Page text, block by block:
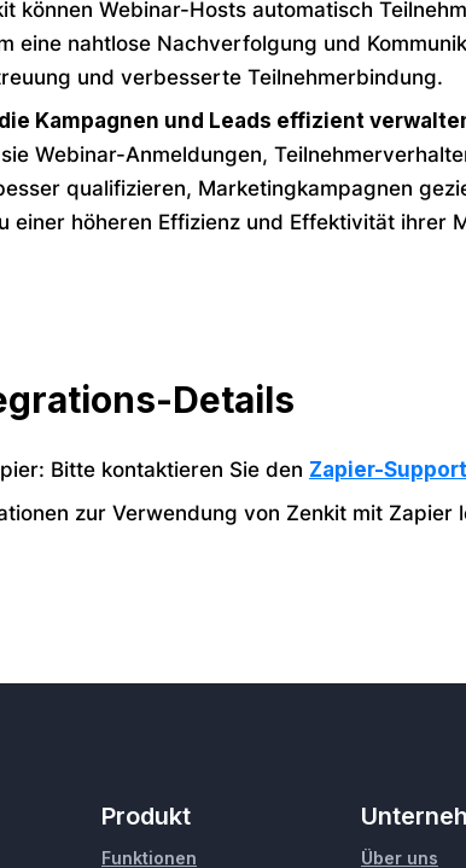
können Webinar-Hosts automatisch
eine nahtlose Nachverfolgung und
und verbesserte Teilnehmerbindung.
Kampagnen und Leads effizient
Webinar-Anmeldungen,
qualifizieren, Marketingkampagnen
einer höheren Effizienz und Effektivität ihrer
Details
Bitte kontaktieren Sie den Zapier-Support
zur Verwendung von Zenkit mit Zapier
Produkt
Funktionen Über uns